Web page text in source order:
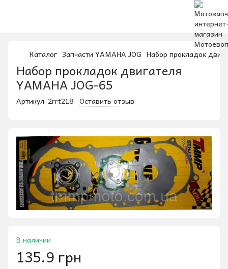
Каталог Запчасти YAMAHA JOG Набор прокладок
Набор прокладок двигателя
YAMAHA JOG-65
Артикул: 2rrt218 Оставить отзыв
В наличии
135.9 грн